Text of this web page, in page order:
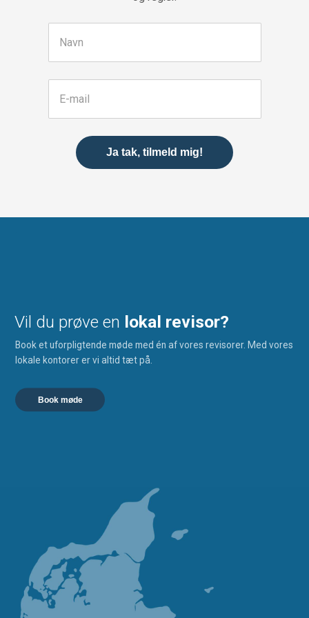
Vil du prøve en lokal revisor?
Book et uforpligtende møde med én af vores revisorer. Med vores
lokale kontorer er vi altid tæt på.
Book møde